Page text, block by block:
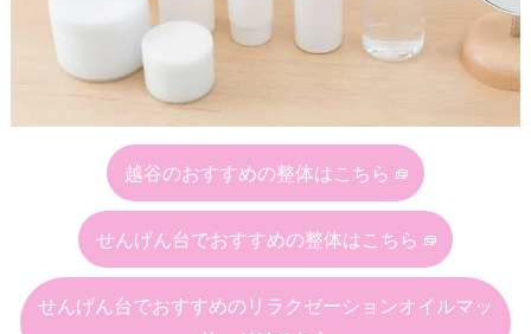
越谷のおすすめの整体はこちら
せんげん台でおすすめの整体はこちら
せんげん台でおすすめのリラクゼーションオイルマッ